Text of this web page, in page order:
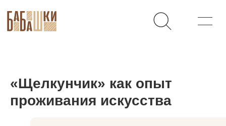
«Щелкунчик» как опыт
проживания искусства